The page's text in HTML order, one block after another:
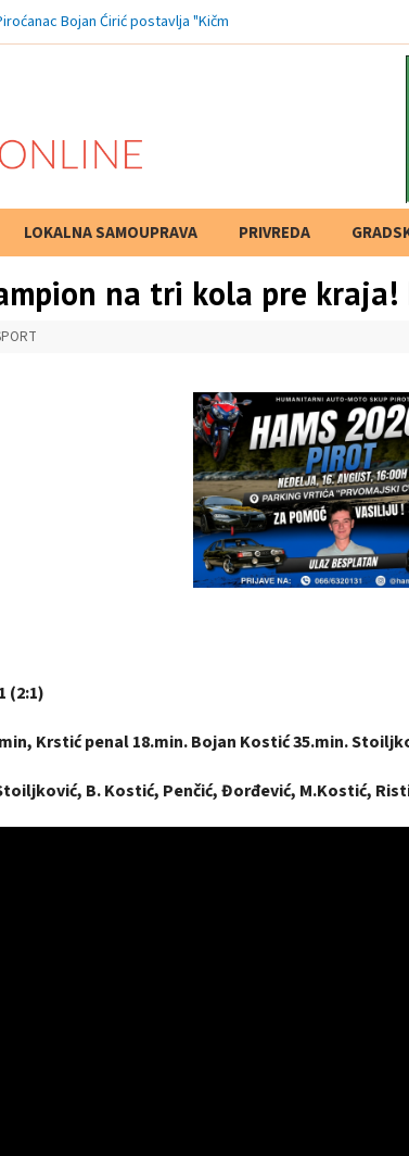
Bojan Ćirić postavlja "Kičmu znanja" veštačkoj i
LOKALNA SAMOUPRAVA PRIVREDA
PRETRAGA
na tri kola pre
(2:1)
Krstić penal 18.min. Bojan Kostić 35.min.
B. Kostić, Penčić, Đorđević, M.Kostić,